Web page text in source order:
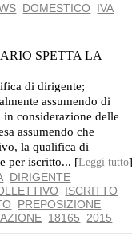
DOMESTICO
IVA
SPETTA LA
di dirigente;
assumendo di
considerazione delle
assumendo che
la qualifica di
per iscritto... [Leggi tutto
DIRIGENTE
ISCRITTO
PREPOSIZIONE
18165 2015